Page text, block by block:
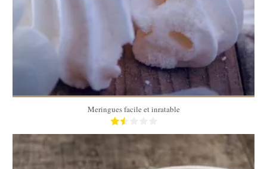
Meringues facile et inratable